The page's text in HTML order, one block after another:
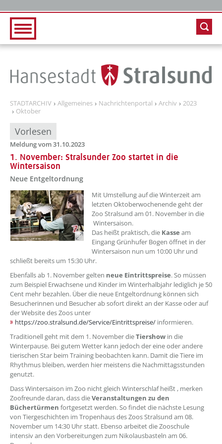
STADTARCHIV Allgemeines Nachrichtenportal Archiv
2023
Oktober
Vorlesen
Meldung vom 31.10.2023
1. November: Stralsunder Zoo startet in die
Wintersaison
Neue Entgeltordnung
??? absaetzeOben[1]/titel ???
Mit Umstellung auf die Winterzeit am
letzten Oktoberwochenende geht der
Zoo Stralsund am 01. November in die
Wintersaison.
Das heißt praktisch, die Kasse am
Eingang Grünhufer Bogen öffnet in der
Wintersaison nun um 10:00 Uhr und
schließt bereits um 15:30 Uhr.
Ebenfalls ab 1. November gelten neue Eintrittspreise. So müssen
zum Beispiel Erwachsene und Kinder im Winterhalbjahr lediglich je 50
Cent mehr bezahlen. Über die neue Entgeltordnung können sich
Besucherinnen und Besucher ab sofort direkt an der Kasse oder auf
der Website des Zoos unter
https://zoo.stralsund.de/Service/Eintrittspreise/ informieren.
Traditionell geht mit dem 1. November dieTiershow in die
Winterpause. Bei gutem Wetter kann jedoch der eine oder andere
tierischen Star beim Training beobachten kann. Damit die Tiere im
Rhythmus bleiben, werden hier meistens die Nachmittagsstunden
genutzt.
Dass Wintersaison im Zoo nicht gleich Winterschlaf heißt , merken
Zoofreunde daran, dass dieVeranstaltungen zu den
Büchertürmen fortgesetzt werden. So findet die nächste Lesung
von Tiergeschichten im Tropenhaus des Zoos Stralsund am 08.
November um 14:30 Uhr statt. Ebenso arbeitet die Zooschule
intensiv an den Vorbereitungen zum Nikolausbasteln am 06.